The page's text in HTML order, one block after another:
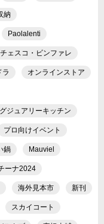
納
Paolalenti
ェスコ・ビンファレ
ラ オンラインストア
ジュアリーキッチン
プロ向けイベント
鍋 Mauviel
ーナ2024
海外見本市 新刊
スカイコート